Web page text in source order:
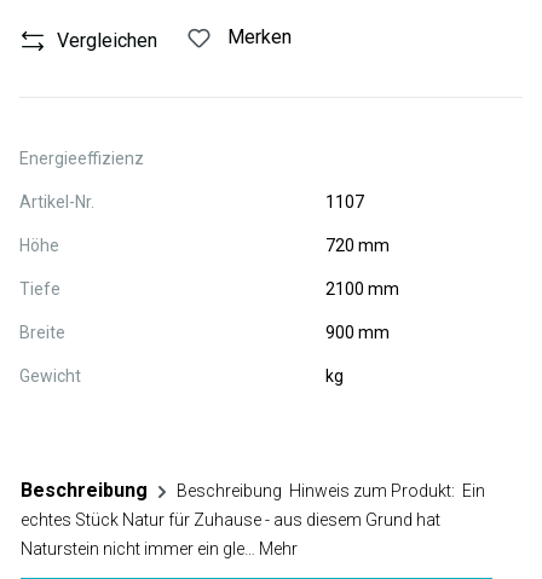
Vergleichen Merken
Energieeffizienz
Artikel-Nr. 1107
Höhe 720 mm
Tiefe 2100 mm
Breite 900 mm
Gewicht kg
Beschreibung
Beschreibung Hinweis zum Produkt: Ein
echtes Stück Natur für Zuhause - aus diesem Grund hat
Naturstein nicht immer ein gle… Mehr